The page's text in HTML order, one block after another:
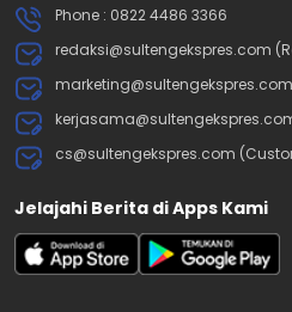
Phone : 0822 4486 3366
redaksi@sultengekspres.com
cs@sultengekspres.com
Jelajahi Berita di Apps Kami